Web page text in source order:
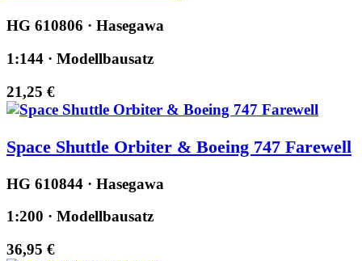
HG 610806 · Hasegawa
1:144 · Modellbausatz
21,25 €
Space Shuttle Orbiter & Boeing 747 Farewell
HG 610844 · Hasegawa
1:200 · Modellbausatz
36,95 €